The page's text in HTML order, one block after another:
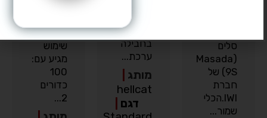
סלים
(Masada
9S) של
חברת
IWI.הכלי
שמור...
כדורים.
כמו כן,
בחבילה
ערכת...
מותג|
hellcat
דגם|
נמכר
חוסר
שימוש
מגיע עם:
100
כדורים
2...